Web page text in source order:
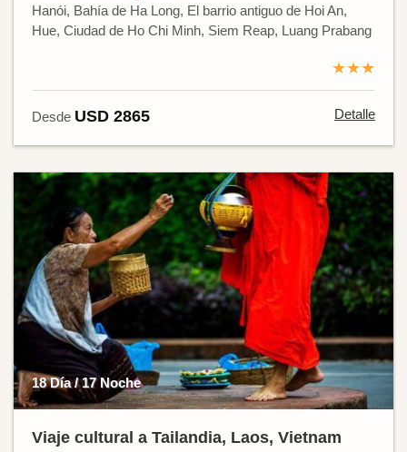
Hanói, Bahía de Ha Long, El barrio antiguo de Hoi An,
Hue, Ciudad de Ho Chi Minh, Siem Reap, Luang Prabang
★★★
Desde USD 2865 Detalle
18 Día / 17 Noche
Viaje cultural a Tailandia, Laos, Vietnam